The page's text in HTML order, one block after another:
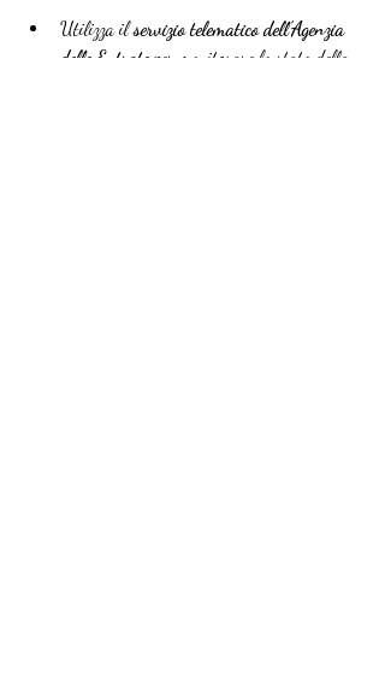
Utilizza il servizio telematico dell’Agenzia
delle Entrate per monitorare lo stato della